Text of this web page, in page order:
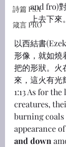
詩篇 PSA
箴言 PRO
and fro)
上去下來。
以西結書
形像，就如燒
把的形狀。火
來，這火有光
1:13 As for
creatures,
burning
appearance
and down